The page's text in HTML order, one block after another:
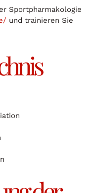
Sportpharmakologie
und trainieren Sie